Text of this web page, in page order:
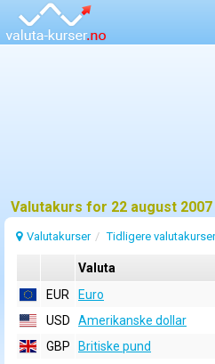
Valutakurs for 22 august 2007
Valutakurser Tidligere valutakurser
Valuta
EUR
Euro
USD
Amerikanske dollar
GBP
Britiske pund